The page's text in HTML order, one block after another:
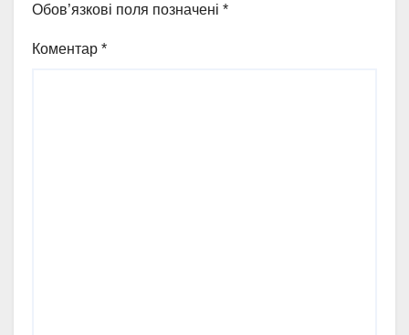
Обов’язкові поля позначені *
Коментар *